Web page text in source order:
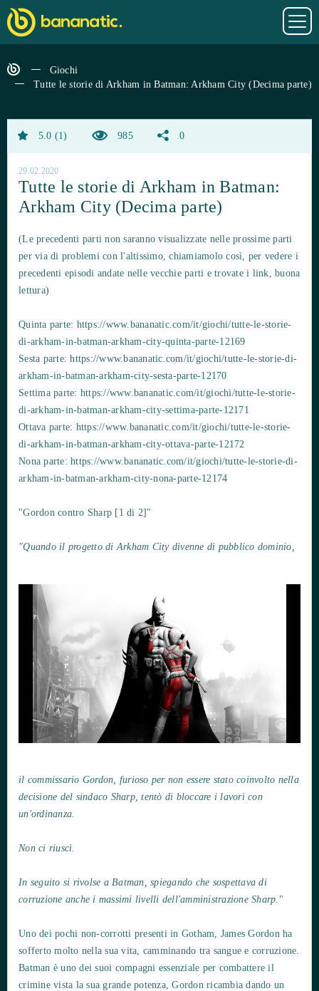
Giochi
Tutte le storie di Arkham in Batman: Arkham City (Decima parte)
5.0 1 985 0
29.02.2020
Tutte le storie di Arkham in Batman:
Arkham City (Decima parte)
(Le precedenti parti non saranno visualizzate nelle prossime parti
per via di problemi con l'altissimo, chiamiamolo così, per vedere i
precedenti episodi andate nelle vecchie parti e trovate i link, buona
lettura)
Quinta parte: https://www.bananatic.com/it/giochi/tutte-le-storie-
di-arkham-in-batman-arkham-city-quinta-parte-12169
Sesta parte: https://www.bananatic.com/it/giochi/tutte-le-storie-di-
arkham-in-batman-arkham-city-sesta-parte-12170
Settima parte: https://www.bananatic.com/it/giochi/tutte-le-storie-
di-arkham-in-batman-arkham-city-settima-parte-12171
Ottava parte: https://www.bananatic.com/it/giochi/tutte-le-storie-
di-arkham-in-batman-arkham-city-ottava-parte-12172
Nona parte: https://www.bananatic.com/it/giochi/tutte-le-storie-di-
arkham-in-batman-arkham-city-nona-parte-12174
"Gordon contro Sharp [1 di 2]"
"Quando il progetto di Arkham City divenne di pubblico dominio,
il commissario Gordon, furioso per non essere stato coinvolto nella
decisione del sindaco Sharp, tentò di bloccare i lavori con
un'ordinanza.
Non ci riuscì.
In seguito si rivolse a Batman, spiegando che sospettava di
corruzione anche i massimi livelli dell'amministrazione Sharp. "
Uno dei pochi non-corrotti presenti in Gotham, James Gordon ha
sofferto molto nella sua vita, camminando tra sangue e corruzione.
Batman è uno dei suoi compagni essenziale per combattere il
crimine vista la sua grande potenza, Gordon ricambia dando un